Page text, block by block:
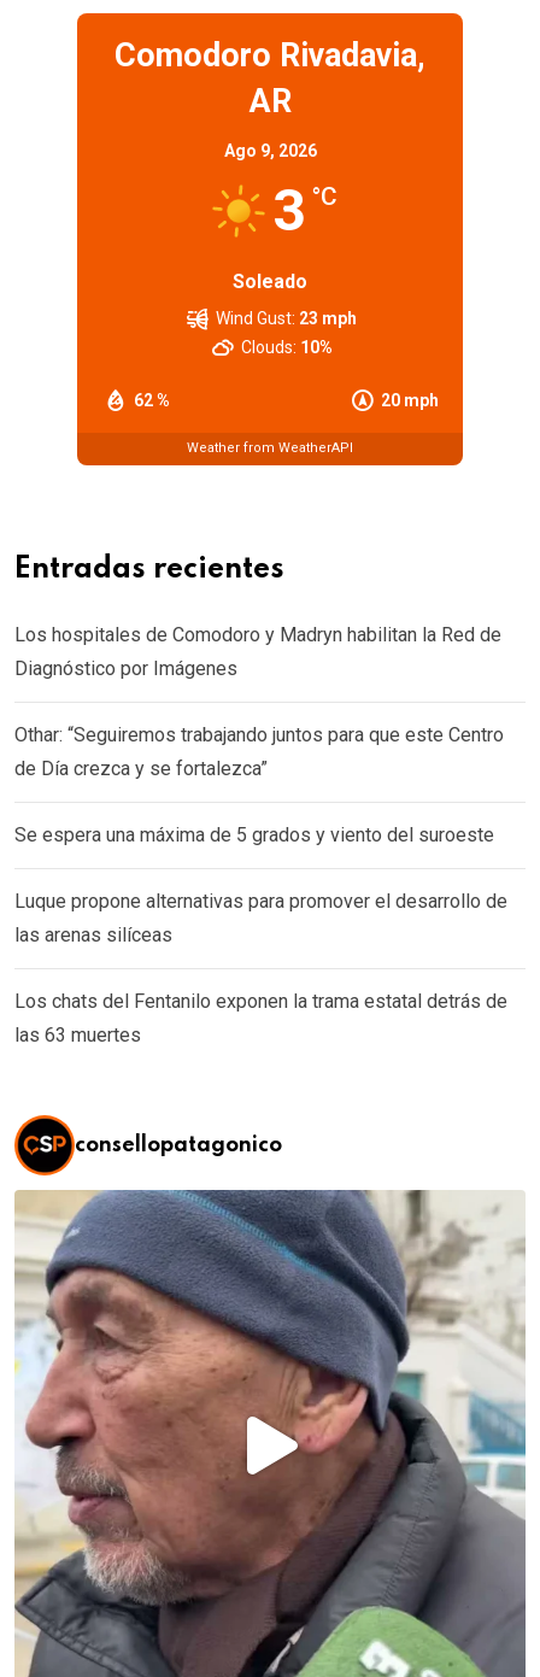
Comodoro Rivadavia,
AR
Ago 9, 2026
3 °C
Soleado
62 % 20 mph
Wind Gust: 23 mph
Clouds: 10%
Weather from WeatherAPI
Entradas recientes
Los hospitales de Comodoro y Madryn habilitan la Red de
Diagnóstico por Imágenes
Othar: “Seguiremos trabajando juntos para que este Centro
de Día crezca y se fortalezca”
Se espera una máxima de 5 grados y viento del suroeste
Luque propone alternativas para promover el desarrollo de
las arenas silíceas
Los chats del Fentanilo exponen la trama estatal detrás de
las 63 muertes
consellopatagonico